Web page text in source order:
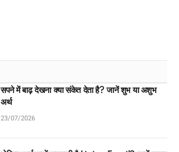
सपने में बाढ़ देखना क्या संकेत देता है? जानें शुभ या अशुभ
अर्थ
23/07/2026